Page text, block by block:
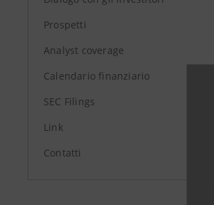
Prospetti
Analyst coverage
Calendario finanziario
SEC Filings
Link
Contatti